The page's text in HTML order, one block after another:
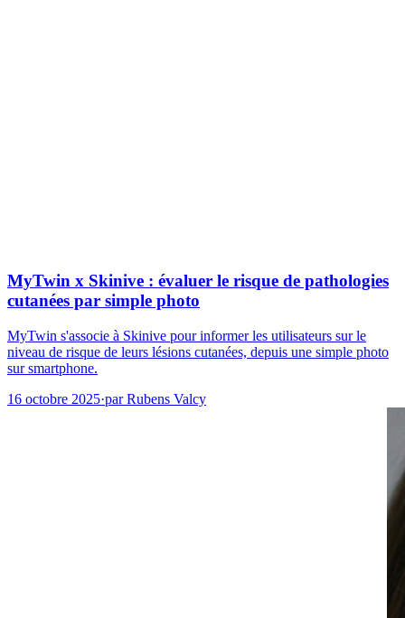
MyTwin x Skinive : évaluer le risque de pathologies
cutanées par simple photo
MyTwin s'associe à Skinive pour informer les utilisateurs sur le
niveau de risque de leurs lésions cutanées, depuis une simple photo
sur smartphone.
16 octobre 2025·par Rubens Valcy